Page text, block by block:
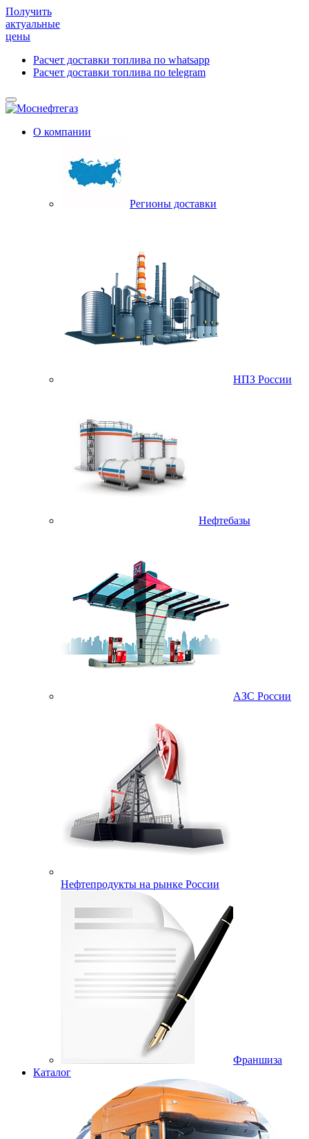
Получить
актуальные
цены
Расчет доставки топлива по whatsapp
Расчет доставки топлива по telegram
О компании
Регионы доставки
НПЗ России
Нефтебазы
АЗС России
Нефтепродукты на рынке России
Франшиза
Каталог